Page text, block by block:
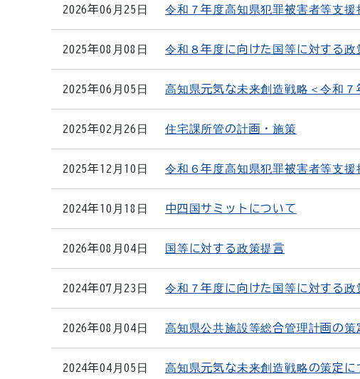
2026年06月25日 令和７年度高知県犯罪被害者等支援
2025年08月08日 令和８年度に向けた国等に対する
2025年06月05日 高知県元気な未来創造戦略＜令和７
2025年02月26日 住宅課所管の計画・施策
2025年12月10日 令和６年度高知県犯罪被害者等支援
2024年10月18日 中四国サミットについて
2026年08月04日 国等に対する政策提言
2024年07月23日 令和７年度に向けた国等に対する
2026年08月04日 高知県公共施設等総合管理計画の策
2024年04月05日 高知県元気な未来創造戦略の策定に